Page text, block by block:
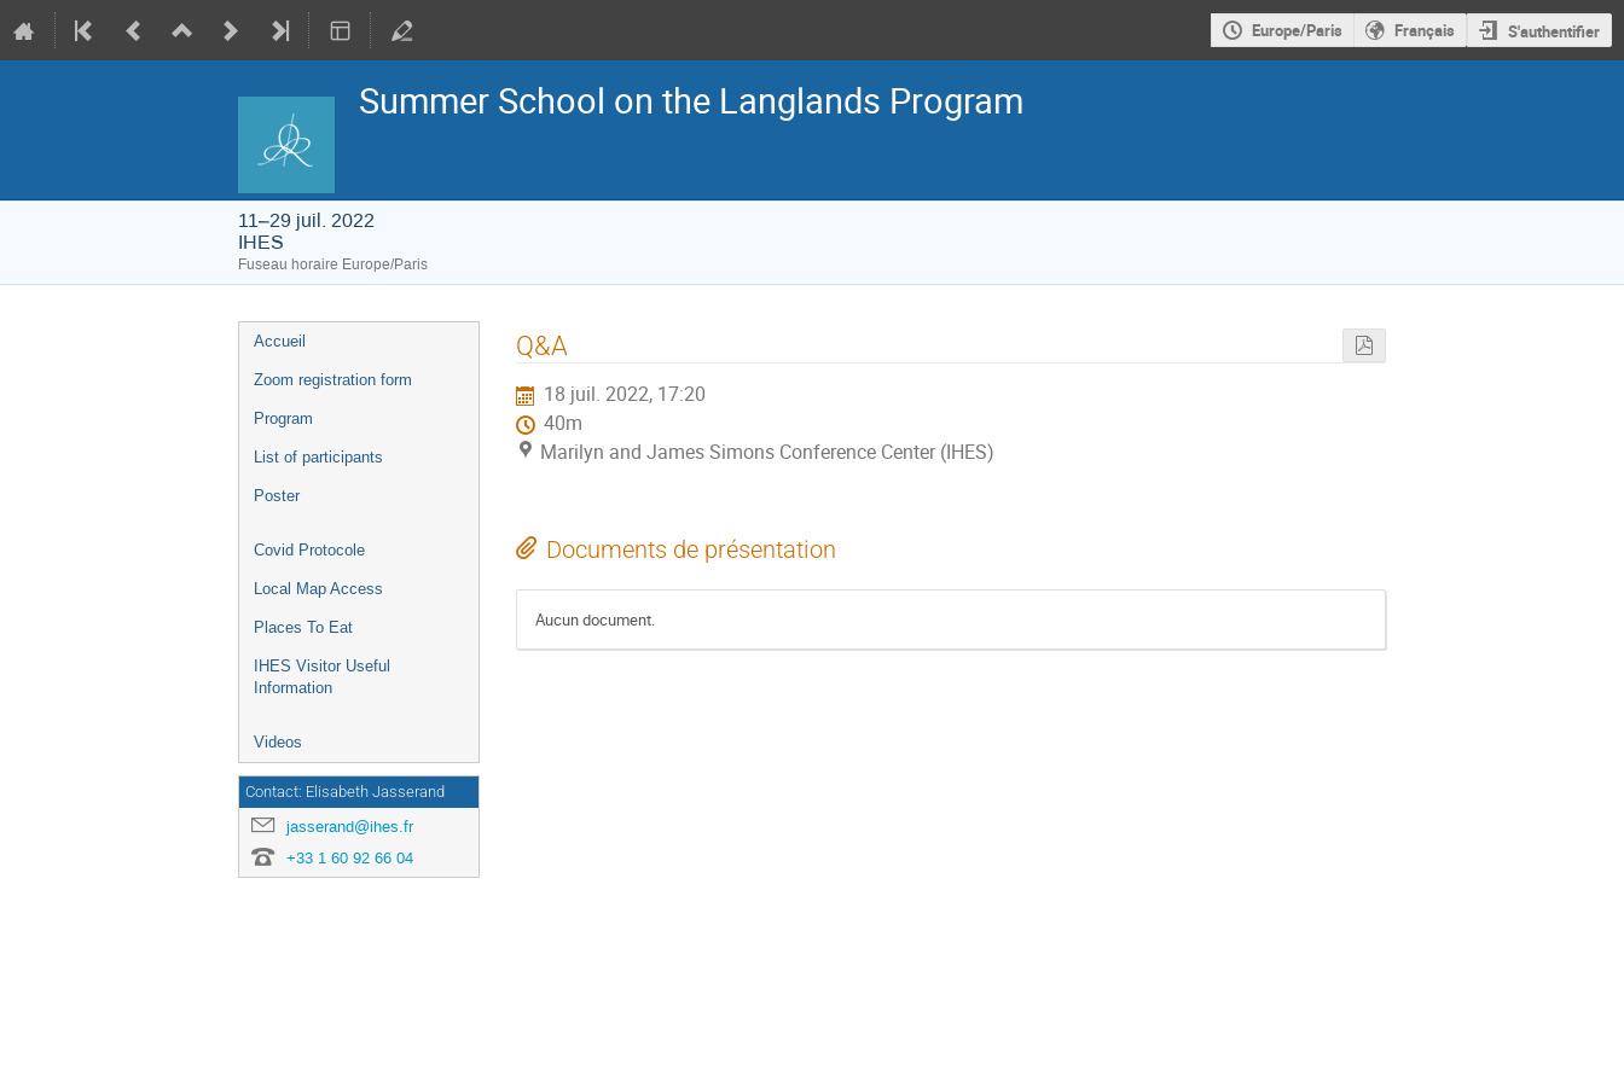
Europe/Paris Français S'authentifier
Summer School on the Langlands Program
11–29 juil. 2022
IHES
Fuseau horaire Europe/Paris
Menu
de
l'événement
Accueil
Zoom registration form
Program
List of participants
Poster
Covid Protocole
Local Map Access
Places To Eat
IHES Visitor Useful
Information
Videos
Contact: Elisabeth Jasserand
jasserand@ihes.fr
+33 1 60 92 66 04
Q&A
18 juil. 2022, 17:20
40m
Marilyn and James Simons Conference Center (IHES)
Documents de présentation
Aucun document.